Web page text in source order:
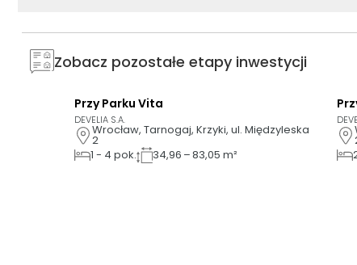
Zobacz pozostałe etapy inwestycji
AI
Przy Parku Vita
DEVELIA S.A.
Wrocław, Tarnogaj, Krzyki, ul. Międzyleska
2
1 - 4 pok. 34,96 – 83,05 m²
AI